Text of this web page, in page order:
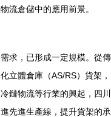
流倉儲中的應用前景。
求，已形成一定規模。從傳
立體倉庫（AS/RS）貨架，
鏈物流等行業的興起，四川
先進生產線，提升貨架的承